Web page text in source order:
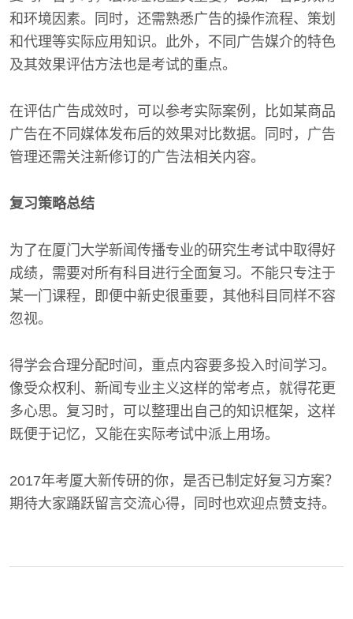
和环境因素。同时，还需熟悉广告的操作流程、策划
和代理等实际应用知识。此外，不同广告媒介的特色
及其效果评估方法也是考试的重点。
在评估广告成效时，可以参考实际案例，比如某商品
广告在不同媒体发布后的效果对比数据。同时，广告
管理还需关注新修订的广告法相关内容。
复习策略总结
为了在厦门大学新闻传播专业的研究生考试中取得好
成绩，需要对所有科目进行全面复习。不能只专注于
某一门课程，即便中新史很重要，其他科目同样不容
忽视。
得学会合理分配时间，重点内容要多投入时间学习。
像受众权利、新闻专业主义这样的常考点，就得花更
多心思。复习时，可以整理出自己的知识框架，这样
既便于记忆，又能在实际考试中派上用场。
2017年考厦大新传研的你，是否已制定好复习方案？
期待大家踊跃留言交流心得，同时也欢迎点赞支持。